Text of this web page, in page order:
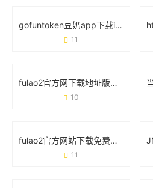
gofuntoken豆奶app下载ios免费：解锁健康饮品的正确姿势
11
fulao2官方网下载地址版怎么找？手把手教你避坑指南
10
fulao2官方网站下载免费版：新手必看的实用教程与安全指南
11